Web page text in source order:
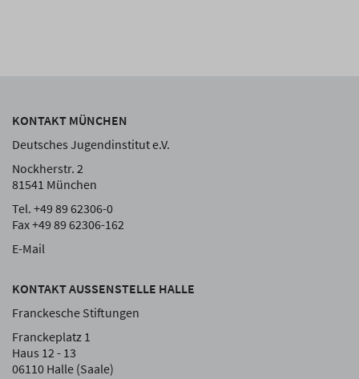
KONTAKT MÜNCHEN
Deutsches Jugendinstitut e.V.
Nockherstr. 2
81541 München
Tel. +49 89 62306-0
Fax +49 89 62306-162
E-Mail
KONTAKT AUSSENSTELLE HALLE
Franckesche Stiftungen
Franckeplatz 1
Haus 12 - 13
06110 Halle (Saale)